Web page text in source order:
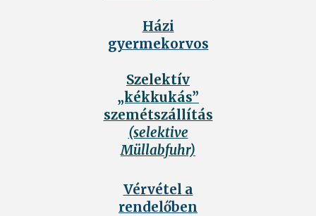
Házi
gyermekorvos
Szelektív
„kékkukás”
szemétszállítás
(selektive
Müllabfuhr)
Vérvétel a
rendelőben